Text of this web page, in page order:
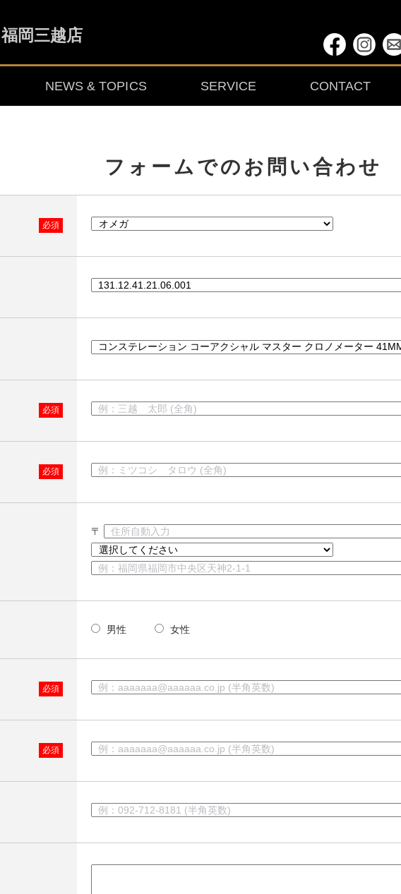
岡三越店
NEWS & TOPICS SERVICE CONTACT
フォームでの お問い合わせ
必須
必須
必須
〒
男性 女性
必須
必須